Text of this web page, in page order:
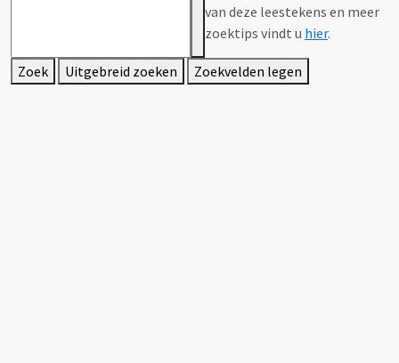
van deze leestekens en meer
zoektips vindt u hier.
Zoek Uitgebreid zoeken Zoekvelden legen